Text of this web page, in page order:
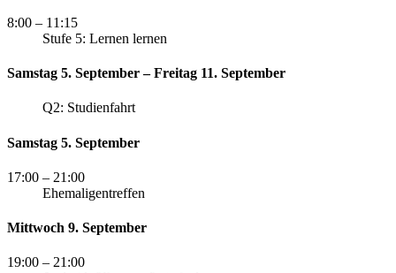
8:00 – 11:15
Stufe 5: Lernen lernen
Samstag 5. September – Freitag 11. September
Q2: Studienfahrt
Samstag 5. September
17:00 – 21:00
Ehemaligentreffen
Mittwoch 9. September
19:00 – 21:00